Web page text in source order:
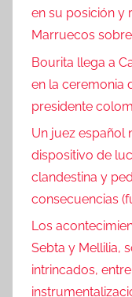
en su posición y
Marruecos
Bourita llega a
en la ceremonia
presidente
Un juez español
dispositivo de
clandestina y
consecuencias
Los
Sebta y Mellilia,
intrincados,